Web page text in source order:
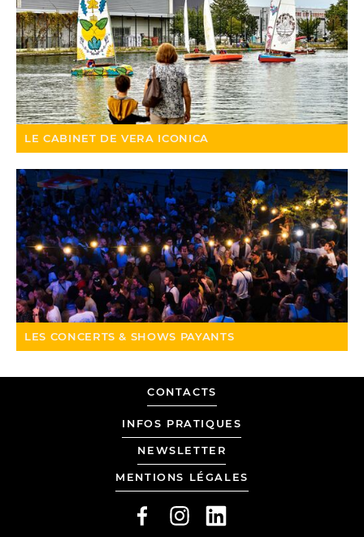
LE CABINET DE VERA ICONICA
LES CONCERTS & SHOWS PAYANTS
CONTACTS
INFOS PRATIQUES
NEWSLETTER
MENTIONS LÉGALES
FACEBOOK
BY
LOLA
DUVAL
TANGUY
FROM